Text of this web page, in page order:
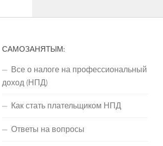
САМОЗАНЯТЫМ:
Все о налоге на профессиональный
доход (НПД)
Как стать плательщиком НПД
Ответы на вопросы